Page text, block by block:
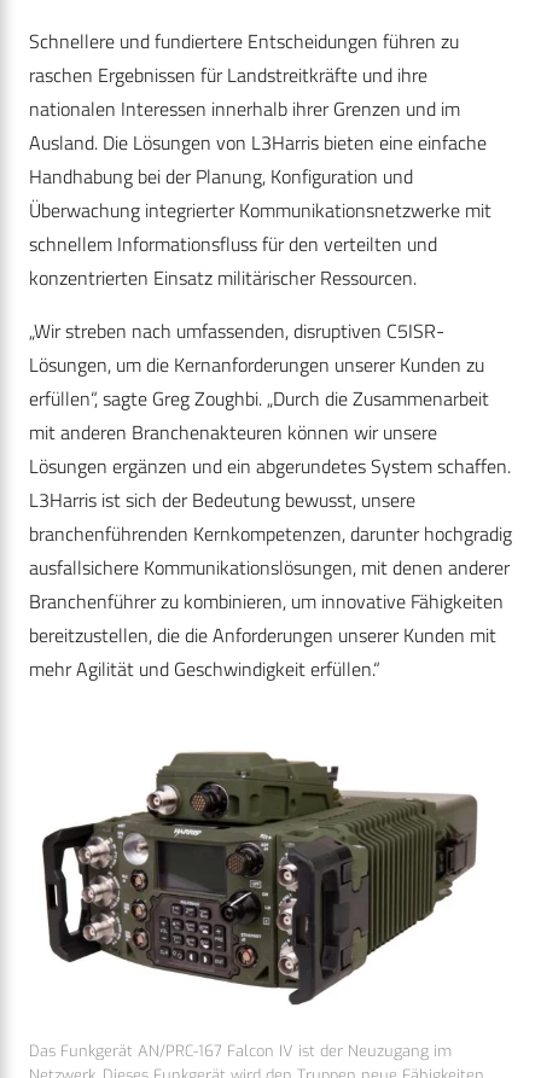
Schnellere und fundiertere Entscheidungen führen zu
raschen Ergebnissen für Landstreitkräfte und ihre
nationalen Interessen innerhalb ihrer Grenzen und im
Ausland. Die Lösungen von L3Harris bieten eine einfache
Handhabung bei der Planung, Konfiguration und
Überwachung integrierter Kommunikationsnetzwerke mit
schnellem Informationsfluss für den verteilten und
konzentrierten Einsatz militärischer Ressourcen.
„Wir streben nach umfassenden, disruptiven C5ISR-
Lösungen, um die Kernanforderungen unserer Kunden zu
erfüllen“, sagte Greg Zoughbi. „Durch die Zusammenarbeit
mit anderen Branchenakteuren können wir unsere
Lösungen ergänzen und ein abgerundetes System schaffen.
L3Harris ist sich der Bedeutung bewusst, unsere
branchenführenden Kernkompetenzen, darunter hochgradig
ausfallsichere Kommunikationslösungen, mit denen anderer
Branchenführer zu kombinieren, um innovative Fähigkeiten
bereitzustellen, die die Anforderungen unserer Kunden mit
mehr Agilität und Geschwindigkeit erfüllen.“
Das Funkgerät AN/PRC-167 Falcon IV ist der Neuzugang im